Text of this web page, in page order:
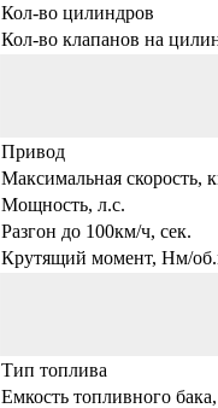
Кол-во цилиндров
Кол-во клапанов на
Привод
Максимальная скорость,
Мощность, л.с.
Разгон до 100км/ч, сек.
Крутящий момент, Нм/
Тип топлива
Емкость топливного